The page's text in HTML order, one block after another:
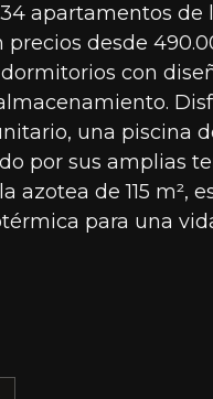
apartamentos de
precios desde
con
una piscina
por sus amplias
de 115 m²,
para una